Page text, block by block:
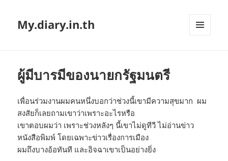
My.diary.in.th
ผู้มีบารมีของนายกรัฐมนตรี
เพื่อนร่วมงานผมคนหนึ่งบอกว่าช่วงนี้เขามีความสุขมาก ผม
สงสัยก็เลยถามเขาว่าเพราะอะไรหรือ
เขาตอบผมว่า เพราะช่วงหลังๆ นี้เขาไม่ดูทีวี ไม่อ่านข่าว
หนังสือพิมพ์ โดยเฉพาะข่าวเรื่องการเมือง
ผมถึงบางอ้อทันที และอิจฉาเขาเป็นอย่างยิ่ง